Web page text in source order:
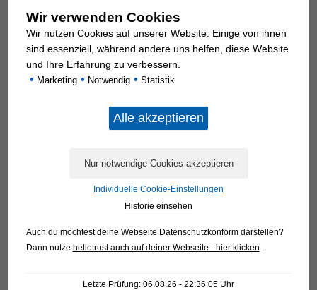
Sales and Project Planning
+49 2581 2877
h.wennemar@strotdresch.de
Wir verwenden Cookies
Wir nutzen Cookies auf unserer Website. Einige von ihnen
sind essenziell, während andere uns helfen, diese Website
und Ihre Erfahrung zu verbessern.
• Marketing • Notwendig • Statistik
Individuelle Cookie-Einstellungen
Historie einsehen
Auch du möchtest deine Webseite Datenschutzkonform darstellen?
Dann nutze hellotrust auch auf deiner Webseite - hier klicken.
Letzte Prüfung: 06.08.26 - 22:36:05 Uhr